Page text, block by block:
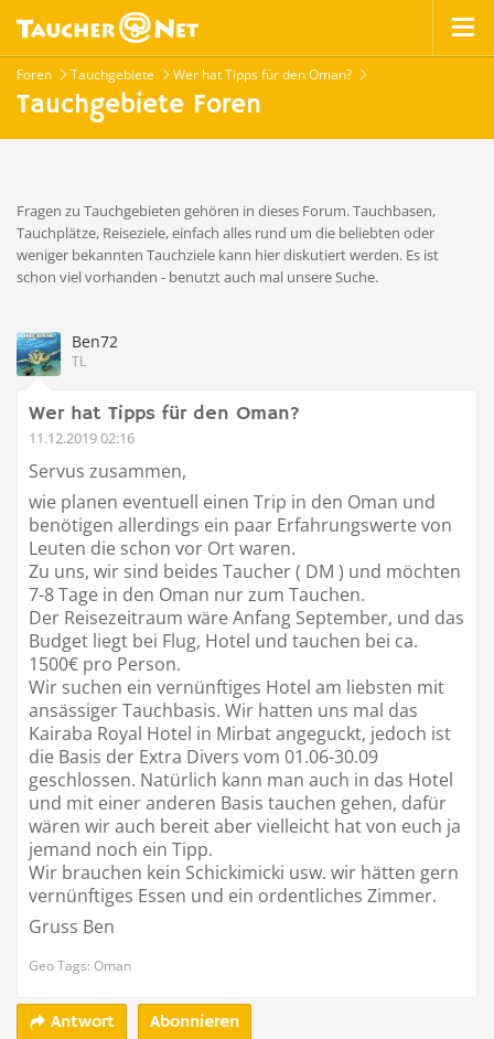
Foren Tauchgebiete Wer hat Tipps für den Oman?
Tauchgebiete Foren
Fragen zu Tauchgebieten gehören in dieses Forum. Tauchbasen,
Tauchplätze, Reiseziele, einfach alles rund um die beliebten oder
weniger bekannten Tauchziele kann hier diskutiert werden. Es ist
schon viel vorhanden - benutzt auch mal unsere Suche.
Ben72
TL
Wer hat Tipps für den Oman?
11.12.2019 02:16
Servus zusammen,
wie planen eventuell einen Trip in den Oman und
benötigen allerdings ein paar Erfahrungswerte von
Leuten die schon vor Ort waren.
Zu uns, wir sind beides Taucher ( DM ) und möchten
7-8 Tage in den Oman nur zum Tauchen.
Der Reisezeitraum wäre Anfang September, und das
Budget liegt bei Flug, Hotel und tauchen bei ca.
1500€ pro Person.
Wir suchen ein vernünftiges Hotel am liebsten mit
ansässiger Tauchbasis. Wir hatten uns mal das
Kairaba Royal Hotel in Mirbat angeguckt, jedoch ist
die Basis der Extra Divers vom 01.06-30.09
geschlossen. Natürlich kann man auch in das Hotel
und mit einer anderen Basis tauchen gehen, dafür
wären wir auch bereit aber vielleicht hat von euch ja
jemand noch ein Tipp.
Wir brauchen kein Schickimicki usw. wir hätten gern
vernünftiges Essen und ein ordentliches Zimmer.
Gruss Ben
Geo Tags: Oman
Antwort Abonnieren